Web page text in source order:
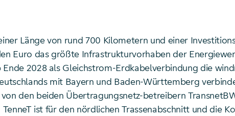
Länge von rund 700 Kilometern und einer
Euro das größte Infrastrukturvorhaben der
Ende 2028 als Gleichstrom-Erdkabelverbindung die
mit Bayern und Baden-Württemberg
den beiden Übertragungsnetz-betreibern
TenneT ist für den nördlichen Trassenabschnitt und die